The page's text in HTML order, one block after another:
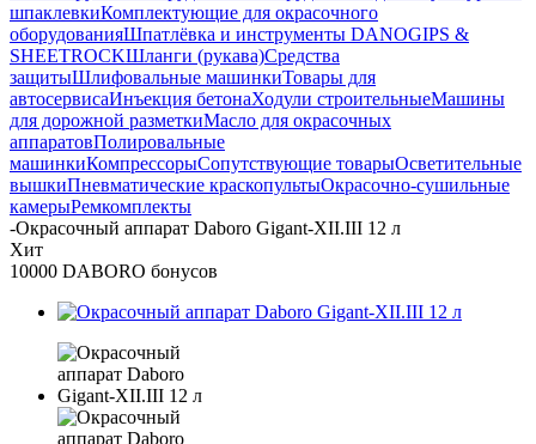
шпаклевкиКомплектующие для окрасочного
оборудованияШпатлёвка и инструменты DANOGIPS &
SHEETROCKШланги (рукава)Средства
защитыШлифовальные машинкиТовары для
автосервисаИнъекция бетонаХодули строительныеМашины
для дорожной разметкиМасло для окрасочных
аппаратовПолировальные
машинкиКомпрессорыСопутствующие товарыОсветительные
вышкиПневматические краскопультыОкрасочно-сушильные
камерыРемкомплекты
-Окрасочный аппарат Daboro Gigant-XII.III 12 л
Хит
10000 DABORO бонусов